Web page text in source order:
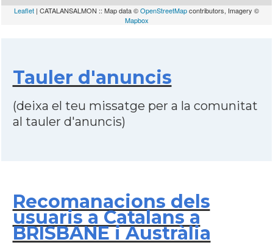
Leaflet | CATALANSALMON :: Map data ©OpenStreetMapcontributors, Imagery ©
Mapbox
Tauler d'anuncis
(deixa el teu missatge per a la comunitat
al tauler d'anuncis)
Recomanacions dels
usuaris a Catalans a
BRISBANE i Austràlia